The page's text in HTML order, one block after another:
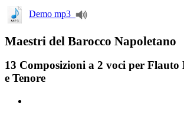
Demo mp3
Maestri del Barocco Napoletano
13 Composizioni a 2 voci per Flauto
e Tenore